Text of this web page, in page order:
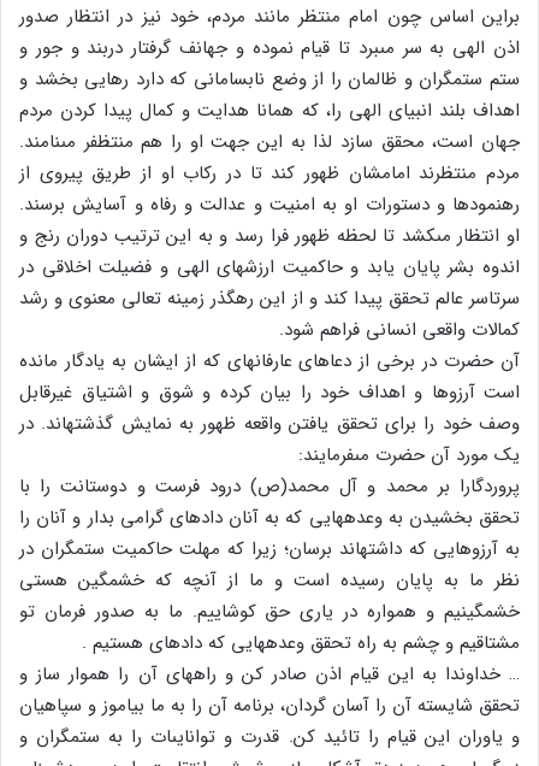
براین اساس چون امام منتظر مانند مردم، خود نیز در انتظار صدور
اذن الهى به سر مى‏برد تا قیام نموده و جهانف گرفتار دربند و جور و
ستم ستمگران و ظالمان را از وضع نابسامانى که دارد رهایى بخشد و
اهداف بلند انبیاى الهى را، که همانا هدایت و کمال پیدا کردن مردم
جهان است، محقق سازد لذا به این جهت او را هم منتظفر مى‏نامند.
مردم منتظرند امامشان ظهور کند تا در رکاب او از طریق پیروى از
رهنمودها و دستورات او به امنیت و عدالت و رفاه و آسایش برسند.
او انتظار مى‏کشد تا لحظه ظهور فرا رسد و به این ترتیب دوران رنج و
اندوه بشر پایان یابد و حاکمیت ارزش‏هاى الهى و فضیلت اخلاقى در
سرتاسر عالم تحقق پیدا کند و از این رهگذر زمینه تعالى معنوى و رشد
کمالات واقعى انسانى فراهم شود.
آن حضرت در برخى از دعاهاى عارفانه‏اى که از ایشان به یادگار مانده
است آرزوها و اهداف خود را بیان کرده و شوق و اشتیاق غیرقابل
وصف خود را براى تحقق یافتن واقعه ظهور به نمایش گذشته‏اند. در
یک مورد آن حضرت مى‏فرمایند:
پروردگارا بر محمد و آل محمد(ص) درود فرست و دوستانت را با
تحقق بخشیدن به وعده‏هایى که به آنان داده‏اى گرامى بدار و آنان را
به آرزوهایى که داشته‏اند برسان؛ زیرا که مهلت حاکمیت ستمگران در
نظر ما به پایان رسیده است و ما از آنچه که خشمگین هستى
خشمگینیم و همواره در یارى حق کوشاییم. ما به صدور فرمان تو
مشتاقیم و چشم به راه تحقق وعده‏هایى که داده‏اى هستیم .
… خداوندا به این قیام اذن صادر کن و راه‏هاى آن را هموار ساز و
تحقق شایسته آن را آسان گردان، برنامه آن را به ما بیاموز و سپاهیان
و یاوران این قیام را تائید کن. قدرت و توانایى‏ات را به ستمگران و